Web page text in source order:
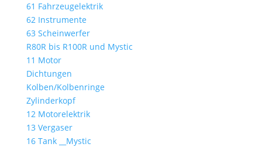
61 Fahrzeugelektrik
62 Instrumente
63 Scheinwerfer
R80R bis R100R und Mystic
11 Motor
Dichtungen
Kolben/Kolbenringe
Zylinderkopf
12 Motorelektrik
13 Vergaser
16 Tank __Mystic